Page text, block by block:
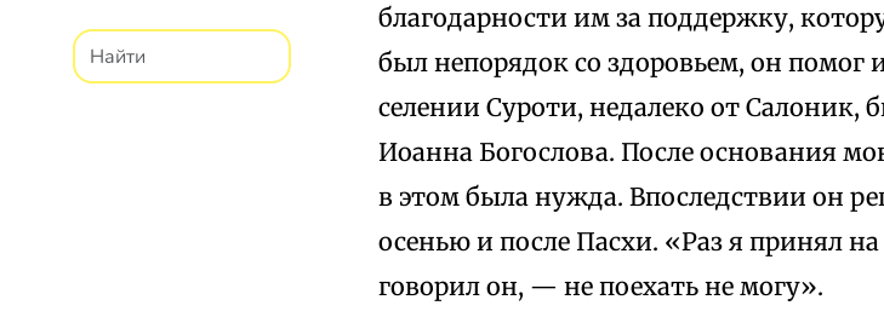
благодарности им за поддержку,
был непорядок со здоровьем, он
селении Суроти, недалеко от Салоник,
Иоанна Богослова. После основания
в этом была нужда. Впоследствии он
осенью и после Пасхи. «Раз я принял
говорил он, — не поехать не могу».